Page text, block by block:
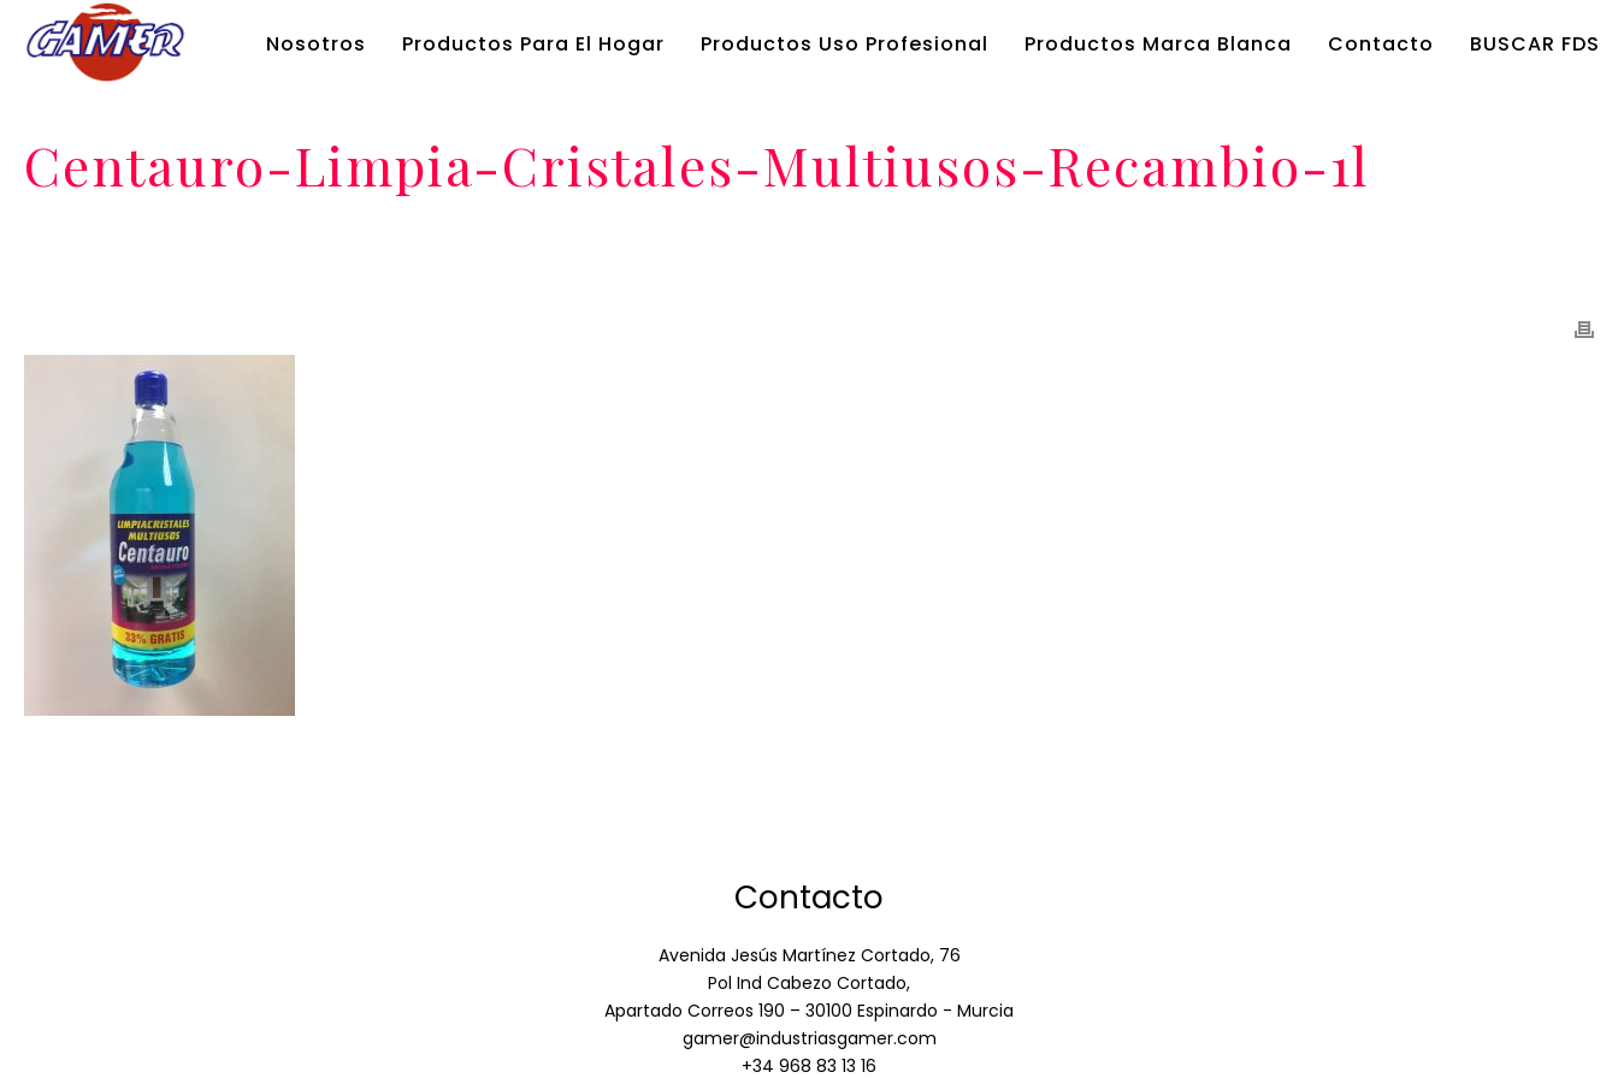
Nosotros Productos Para El Hogar Productos Uso Profesional Productos Marca Blanca Contacto BUSCAR FDS
Centauro-Limpia-Cristales-Multiusos-Recambio-1l
Contacto
Avenida Jesús Martínez Cortado, 76
Pol Ind Cabezo Cortado,
Apartado Correos 190 – 30100 Espinardo - Murcia
gamer@industriasgamer.com
+34 968 83 13 16